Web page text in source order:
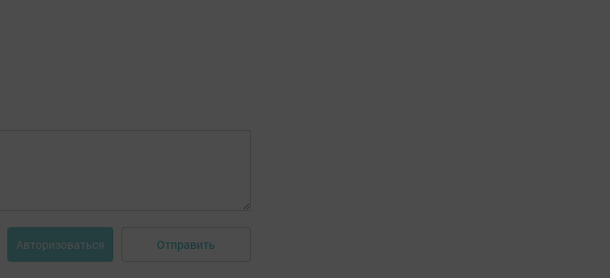
Авторизоваться Отправить